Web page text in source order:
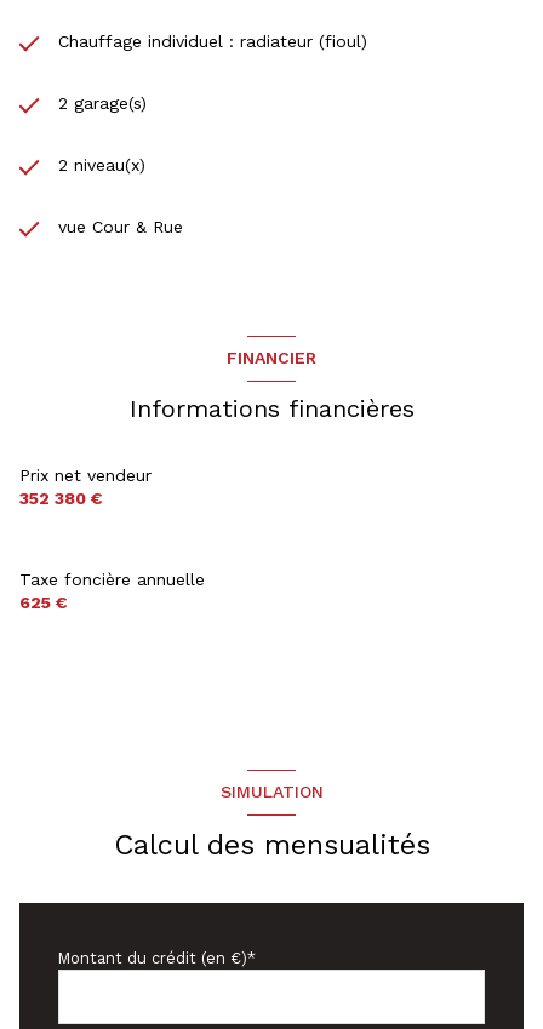
Chauffage individuel : radiateur (fioul)
2 garage(s)
2 niveau(x)
vue Cour & Rue
FINANCIER
Informations financières
Prix net vendeur
352 380 €
Taxe foncière annuelle
625 €
SIMULATION
Calcul des mensualités
Montant du crédit (en €)*